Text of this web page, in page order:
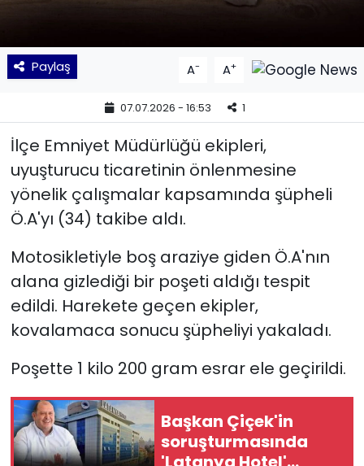
Paylaş A- A+
07.07.2026 - 16:53 1
İlçe Emniyet Müdürlüğü ekipleri,
uyuşturucu ticaretinin önlenmesine
yönelik çalışmalar kapsamında şüpheli
Ö.A'yı (34) takibe aldı.
Motosikletiyle boş araziye giden Ö.A'nın
alana gizlediği bir poşeti aldığı tespit
edildi. Harekete geçen ekipler,
kovalamaca sonucu şüpheliyi yakaladı.
Poşette 1 kilo 200 gram esrar ele geçirildi.
Başkan Çiçek'in
soruşturmasında
SPOR
TEKNOLOJİ
Yaşam
YEREL POLİTİKA
YEREL YÖNETİMLER
Yurt